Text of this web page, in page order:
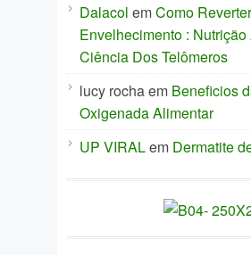
Dalacol emComo
Envelhecimento :
Ciência Dos Telômeros
lucy rochaem Beneficios
Oxigenada Alimentar
UP VIRALem Dermatite